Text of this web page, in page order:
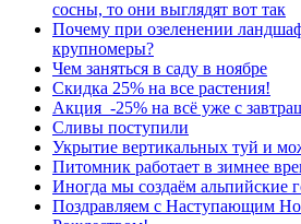
сосны, то они выглядят вот так
Почему при озеленении
крупномеры?
Чем заняться в саду в ноябре
Скидка 25% на все растения!
Акция -25% на всё уже с
Сливы поступили
Укрытие вертикальных туй и
Питомник работает в зимнее
Иногда мы создаём альпийские
Поздравляем с Наступающим